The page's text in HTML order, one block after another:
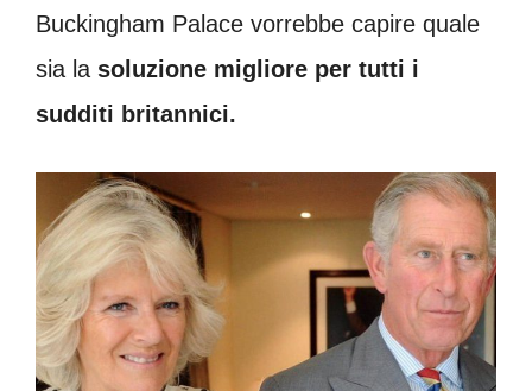
Buckingham Palace vorrebbe capire quale
sia la soluzione migliore per tutti i
sudditi britannici.